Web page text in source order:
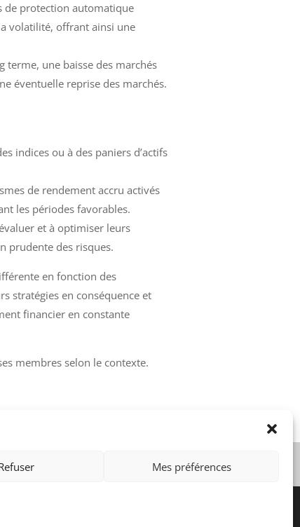
Mes préférences
de protection automatique
volatilité, offrant ainsi une
terme, une baisse des marchés
éventuelle reprise des marchés.
indices ou à des paniers d’actifs
de rendement accru activés
les périodes favorables.
et à optimiser leurs
prudente des risques.
en fonction des
stratégies en conséquence et
financier en constante
membres selon le contexte.
2018 Numéro : 2018/00965